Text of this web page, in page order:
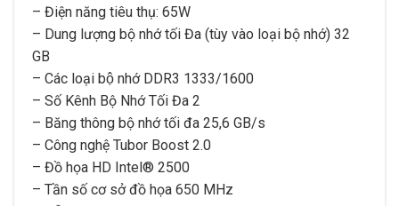
– Điện năng tiêu thụ: 65W
– Dung lượng bộ nhớ tối Đa (tùy vào loại bộ nhớ) 32
GB
– Các loại bộ nhớ DDR3 1333/1600
– Số Kênh Bộ Nhớ Tối Đa 2
– Băng thông bộ nhớ tối đa 25,6 GB/s
– Công nghệ Tubor Boost 2.0
– Đồ họa HD Intel® 2500
– Tần số cơ sở đồ họa 650 MHz